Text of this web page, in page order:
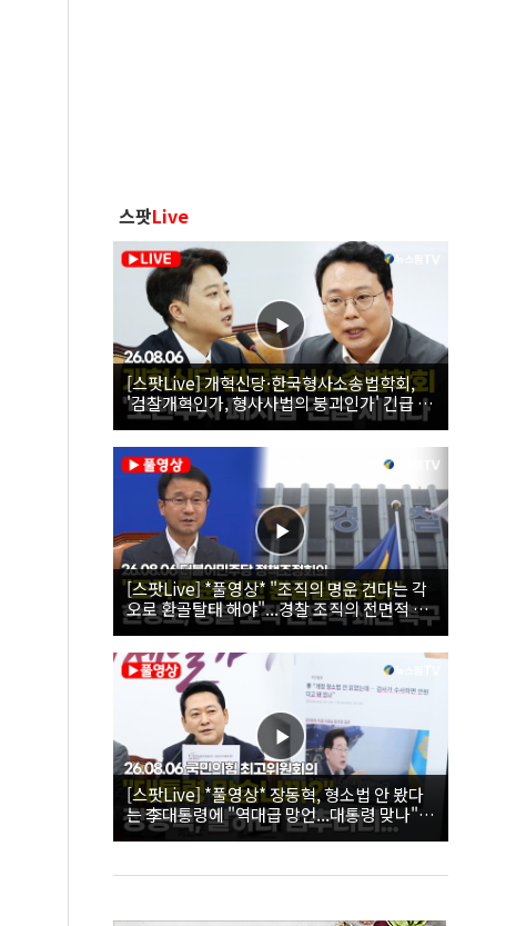
스팟Live
[스팟Live] 개혁신당·한국형사소송법학회,
'검찰개혁인가, 형사사법의 붕괴인가' 긴급 세
미나｜26.08.06
[스팟Live] *풀영상* "조직의 명운 건다는 각
오로 환골탈태 해야"...경찰 조직의 전면적 쇄
신 촉구한 한병도 | 26.08.06 더불어민주당 정
책조정회의
[스팟Live] *풀영상* 장동혁, 형소법 안 봤다
는 李대통령에 "역대급 망언...대통령 맞나"｜
26.08.06 국민의힘 최고위원회의